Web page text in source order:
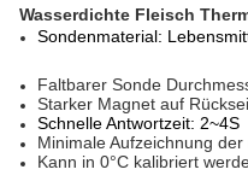
Wasserdichte Fleisch
Sondenmaterial:
Faltbarer Sonde
Starker Magnet auf
Schnelle Antwortzeit: 2~4S
Minimale Aufzeichnung
Kann in 0°C kalibriert